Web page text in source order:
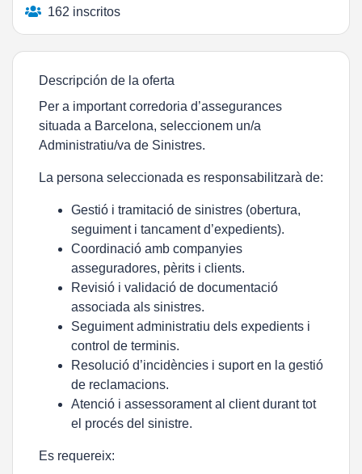
162 inscritos
Descripción de la oferta
Per a important corredoria d’assegurances
situada a Barcelona, seleccionem un/a
Administratiu/va de Sinistres.
La persona seleccionada es responsabilitzarà de:
Gestió i tramitació de sinistres (obertura,
seguiment i tancament d’expedients).
Coordinació amb companyies
asseguradores, pèrits i clients.
Revisió i validació de documentació
associada als sinistres.
Seguiment administratiu dels expedients i
control de terminis.
Resolució d’incidències i suport en la gestió
de reclamacions.
Atenció i assessorament al client durant tot
el procés del sinistre.
Es requereix: